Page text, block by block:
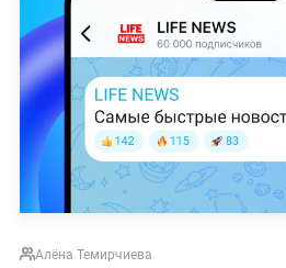
Алёна Темирчиева